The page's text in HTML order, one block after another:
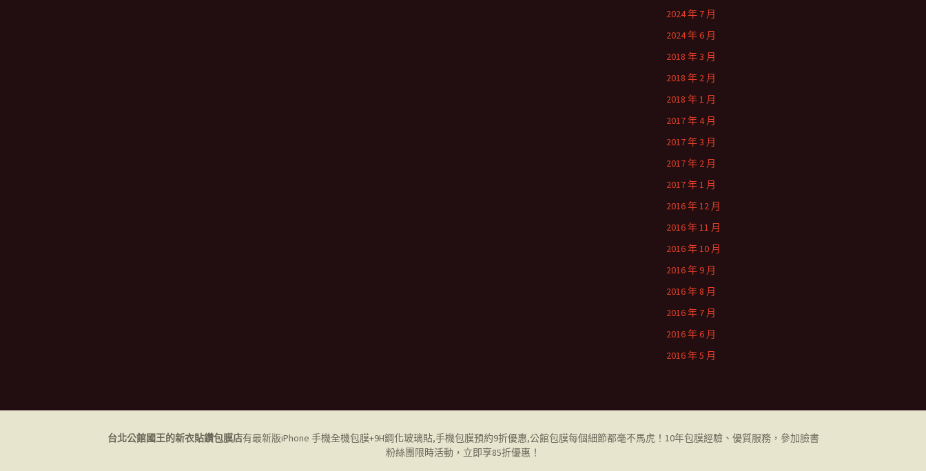
2024 年 7 月
2024 年 6 月
2018 年 3 月
2018 年 2 月
2018 年 1 月
2017 年 4 月
2017 年 3 月
2017 年 2 月
2017 年 1 月
2016 年 12 月
2016 年 11 月
2016 年 10 月
2016 年 9 月
2016 年 8 月
2016 年 7 月
2016 年 6 月
2016 年 5 月
台北公館國王的新衣貼鑽包膜店有最新版iPhone 手機全機包膜+9H鋼化玻璃貼,手機包膜預約9折優惠,公館包膜每個細節都毫不馬虎！10年包膜經驗、優質服務，參加臉書
粉絲團限時活動，立即享85折優惠！